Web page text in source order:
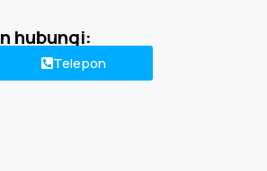
hubungi:
Telepon